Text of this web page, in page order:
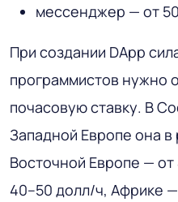
мессенджер — от
При создании DApp
программистов нужно
почасовую ставку. В
Западной Европе она в
Восточной Европе —
40–50 долл/ч, Африке